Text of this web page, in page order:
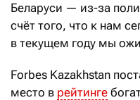
Беларуси — из-за
счёт того, что к нам
в текущем году мы
Forbes Kazakhstan
место в рейтинге